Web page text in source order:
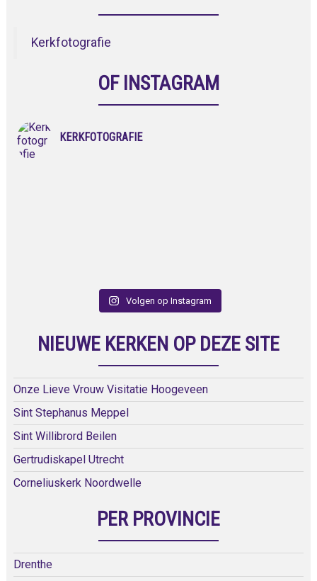
Kerkfotografie
OF INSTAGRAM
KERKFOTOGRAFIE
Volgen op Instagram
NIEUWE KERKEN OP DEZE SITE
Onze Lieve Vrouw Visitatie Hoogeveen
Sint Stephanus Meppel
Sint Willibrord Beilen
Gertrudiskapel Utrecht
Corneliuskerk Noordwelle
PER PROVINCIE
Drenthe